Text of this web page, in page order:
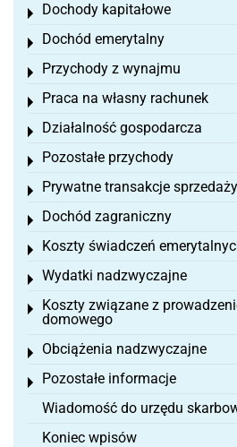
Dochody kapitałowe
Toggle menu
Dochód emerytalny
Toggle menu
Przychody z wynajmu
Toggle menu
Praca na własny rachunek
Toggle menu
Działalność gospodarcza
Toggle menu
Pozostałe przychody
Toggle menu
Prywatne transakcje sprzedaży
Toggle menu
Dochód zagraniczny
Toggle menu
Koszty świadczeń
Toggle menu
Wydatki nadzwyczajne
Toggle menu
Koszty związane z
domowego
Toggle menu
Obciążenia nadzwyczajne
Toggle menu
Pozostałe informacje
Toggle menu
Wiadomość do urzędu
Koniec wpisów